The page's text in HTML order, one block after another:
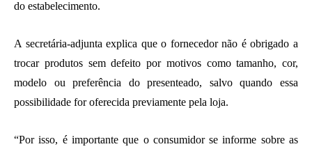
do estabelecimento.
A secretária-adjunta explica que o fornecedor não é obrigado a
trocar produtos sem defeito por motivos como tamanho, cor,
modelo ou preferência do presenteado, salvo quando essa
possibilidade for oferecida previamente pela loja.
“Por isso, é importante que o consumidor se informe sobre as